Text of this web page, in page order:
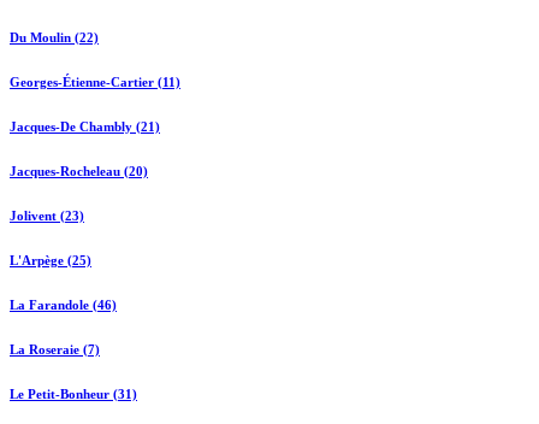
Du Moulin (22)
Georges-Étienne-Cartier (11)
Jacques-De Chambly (21)
Jacques-Rocheleau (20)
Jolivent (23)
L'Arpège (25)
La Farandole (46)
La Roseraie (7)
Le Petit-Bonheur (31)